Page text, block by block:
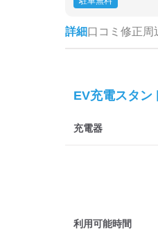
詳細口コミ 修正周
EV充電スタン
充電器
利用可能時間